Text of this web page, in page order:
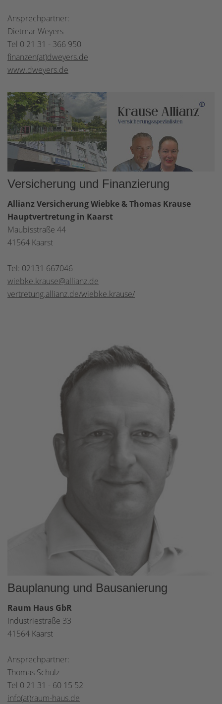
Ansprechpartner:
Dietmar Weyers
Tel 0 21 31 - 366 950
finanzen(at)dweyers.de
www.dweyers.de
Versicherung und Finanzierung
Allianz Versicherung Wiebke & Thomas Krause
Hauptvertretung in Kaarst
Maubisstraße 44
41564 Kaarst
Tel: 02131 667046
wiebke.krause@allianz.de
vertretung.allianz.de/wiebke.krause/
Bauplanung und Bausanierung
Raum Haus GbR
Industriestraße 33
41564 Kaarst
Ansprechpartner:
Thomas Schulz
Tel 0 21 31 - 60 15 52
info(at)raum-haus.de